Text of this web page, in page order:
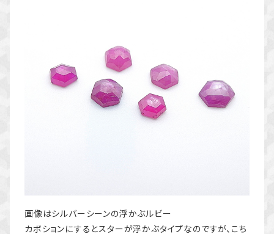
画像はシルバーシーンの浮かぶルビー
カボションにするとスターが浮かぶタイプなのですが、こち